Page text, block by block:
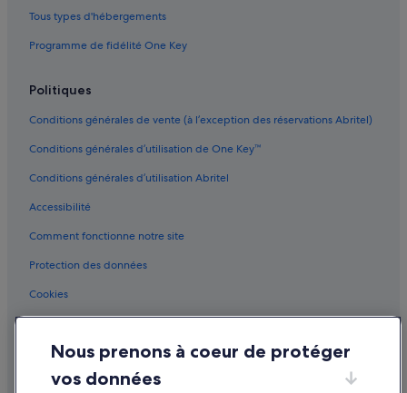
Mirail-Reynerie-Bellefontaine : hôtels Hôtels avec Wi-Fi
Mirail-Reynerie-Bellefontaine : hôtels Hôtels historiques
Oncopole : hôtels à proximité
Pech-David : hôtels Hôtels pas chers
Pech-David : hôtels
Pinsaguel : Appart’hôtels
Pinsaguel : Châteaux
Pinsaguel : hôtels
Portet-Sur-Garonne : Appart’hôtels
Portet-Sur-Garonne : Châteaux
Portet-Sur-Garonne : Maison d’hôtes
Portet-Sur-Garonne : hôtels Hôtels acceptant les animaux de
Tous types d'hébergements
Programme de fidélité One Key
Politiques
Conditions générales de vente (à l’exception des réservations Abritel)
Conditions générales d’utilisation de One Key™
Conditions générales d’utilisation Abritel
Accessibilité
Comment fonctionne notre site
Protection des données
Cookies
Mentions légales / Nous contacter
Directives de contenu et signalement de contenus
Nous prenons à coeur de protéger
vos données